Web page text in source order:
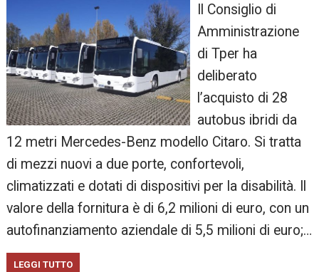
Il Consiglio di
Amministrazione
di Tper ha
deliberato
l’acquisto di 28
autobus ibridi da
12 metri Mercedes-Benz modello Citaro. Si tratta
di mezzi nuovi a due porte, confortevoli,
climatizzati e dotati di dispositivi per la disabilità. Il
valore della fornitura è di 6,2 milioni di euro, con un
autofinanziamento aziendale di 5,5 milioni di euro;…
LEGGI TUTTO